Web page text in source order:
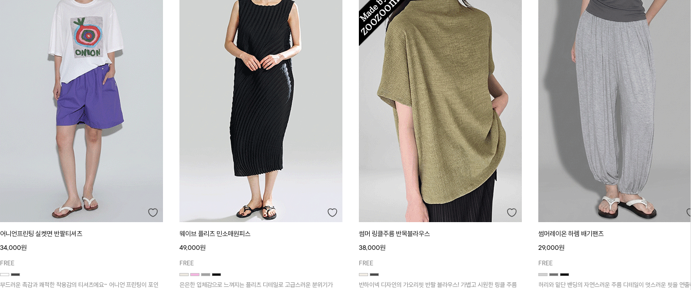
어니언프린팅 실켓면 반팔티셔츠
34,000원
FREE
부드러운 촉감과 쾌적한 착용감의 티셔츠에요~ 어니언 프린팅이 포인
웨이브 플리츠 민소매원피스
49,000원
FREE
은은한 입체감으로 느껴지는 플리츠 디테일로 고급스러운 분위기가
썸머 링클주름 반목블라우스
38,000원
FREE
반하이넥 디자인의 가오리핏 반팔 블라우스! 가볍고 시원한 링클 주름
썸머레이온 하렘 배기팬츠
29,000원
FREE
허리와 밑단 밴딩의 자연스러운 주름 디테일이 멋스러운 핏을 연출